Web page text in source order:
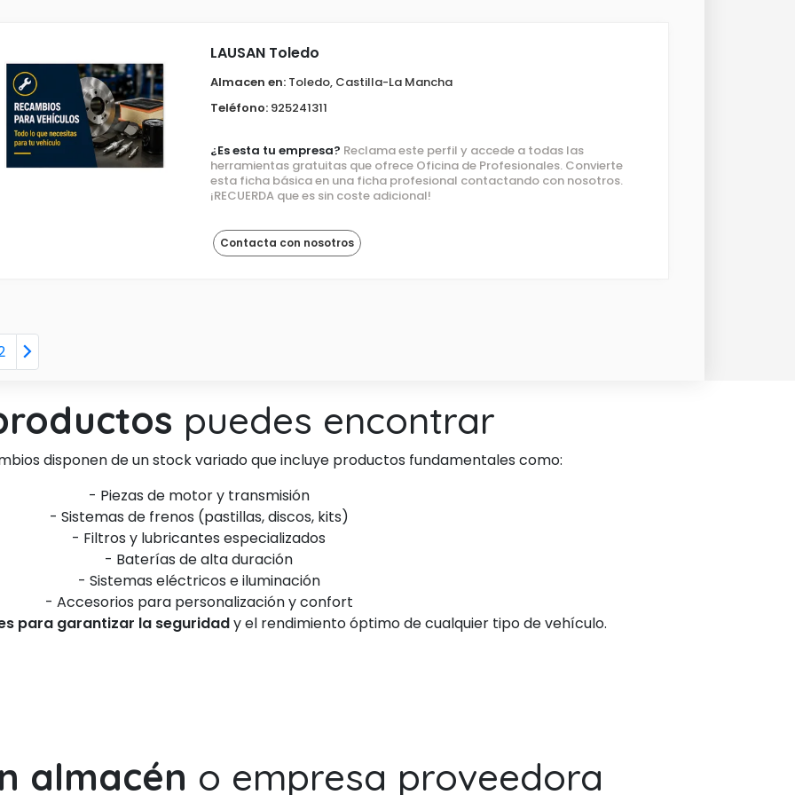
LAUSAN Toledo
Almacen en: Toledo, Castilla-La Mancha
Teléfono: 925241311
¿Es esta tu empresa? Reclama este perfil y accede a todas las
herramientas gratuitas que ofrece Oficina de Profesionales. Convierte
esta ficha básica en una ficha profesional contactando con nosotros.
¡RECUERDA que es sin coste adicional!
Contacta con nosotros
puedes encontrar
disponen de un stock variado que incluye productos fundamentales como:
- Piezas de motor y transmisión
- Sistemas de frenos (pastillas, discos, kits)
- Filtros y lubricantes especializados
- Baterías de alta duración
- Sistemas eléctricos e iluminación
- Accesorios para personalización y confort
para garantizar la seguridady el rendimiento óptimo de cualquier tipo de vehículo.
almacén o empresa proveedora